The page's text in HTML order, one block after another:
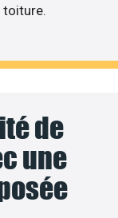
de
une